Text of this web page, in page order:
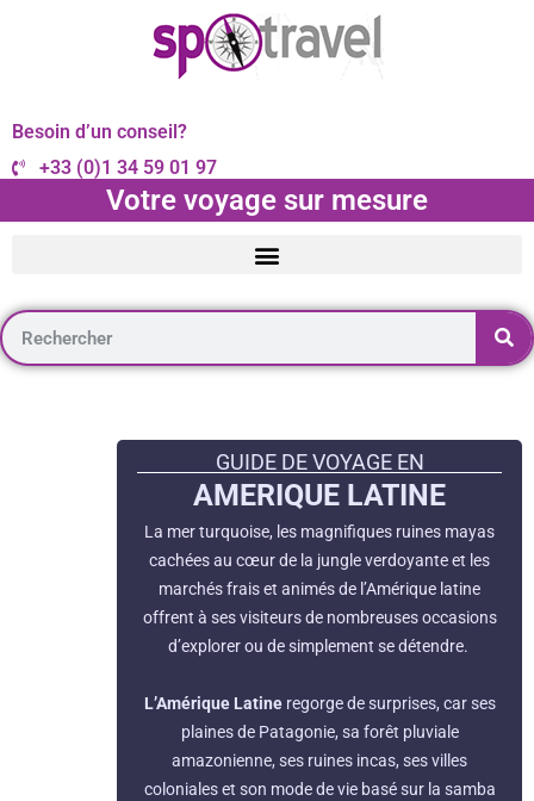
Besoin d’un conseil?
+33 (0)1 34 59 01 97
Votre voyage sur mesure
GUIDE DE VOYAGE EN
AMERIQUE LATINE
La mer turquoise, les magnifiques ruines mayas
cachées au cœur de la jungle verdoyante et les
marchés frais et animés de l’Amérique latine
offrent à ses visiteurs de nombreuses occasions
d’explorer ou de simplement se détendre.
L’Amérique Latine regorge de surprises, car ses
plaines de Patagonie, sa forêt pluviale
amazonienne, ses ruines incas, ses villes
coloniales et son mode de vie basé sur la samba